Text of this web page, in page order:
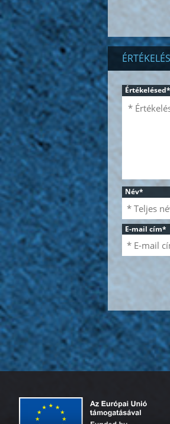
Értékelésed*
Név*
E-mail cím*